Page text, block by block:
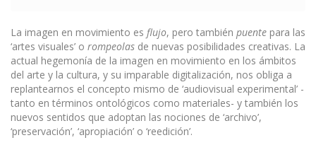
La imagen en movimiento es flujo, pero también puente para las
‘artes visuales’ o rompeolas de nuevas posibilidades creativas. La
actual hegemonía de la imagen en movimiento en los ámbitos
del arte y la cultura, y su imparable digitalización, nos obliga a
replantearnos el concepto mismo de ‘audiovisual experimental’ -
tanto en términos ontológicos como materiales- y también los
nuevos sentidos que adoptan las nociones de ‘archivo’,
‘preservación’, ‘apropiación’ o ‘reedición’.